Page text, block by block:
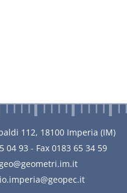
112, 18100 Imperia (IM)
04 93 - Fax 0183 65 34 59